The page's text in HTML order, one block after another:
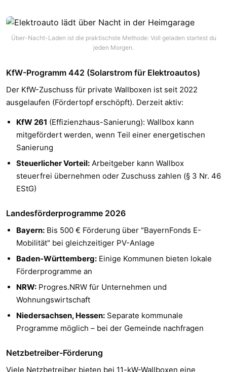
Über-Nacht-Laden ist die praktischste Methode: Voll geladen startest du
jeden Morgen.
KfW-Programm 442 (Solarstrom für Elektroautos)
Der KfW-Zuschuss für private Wallboxen ist seit 2022
ausgelaufen (Fördertopf erschöpft). Derzeit aktiv:
KfW 261 (Effizienzhaus-Sanierung): Wallbox kann
mitgefördert werden, wenn Teil einer energetischen
Sanierung
Steuerlicher Vorteil: Arbeitgeber kann Wallbox
steuerfrei übernehmen oder Zuschuss zahlen (§ 3 Nr. 46
EStG)
Landesförderprogramme 2026
Bayern: Bis 500 € Förderung über "BayernFonds E-
Mobilität" bei gleichzeitiger PV-Anlage
Baden-Württemberg: Einige Kommunen bieten lokale
Förderprogramme an
NRW: Progres.NRW für Unternehmen und
Wohnungswirtschaft
Niedersachsen, Hessen: Separate kommunale
Programme möglich – bei der Gemeinde nachfragen
Netzbetreiber-Förderung
Viele Netzbetreiber bieten bei 11-kW-Wallboxen eine